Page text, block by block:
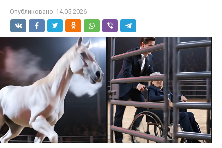
Опубликовано: 14.05.2026